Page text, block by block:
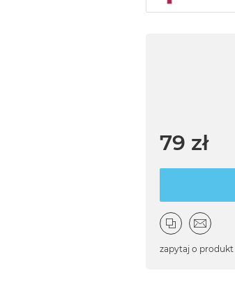
79 zł
zapytaj o produkt